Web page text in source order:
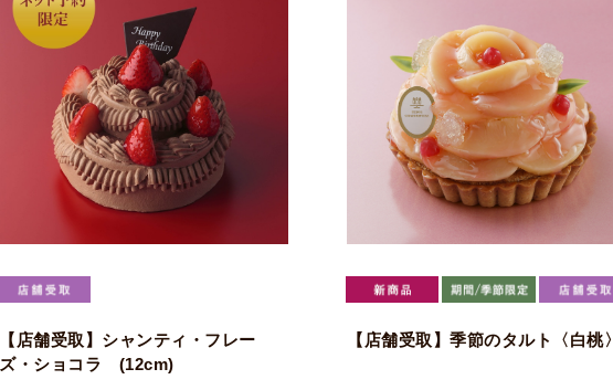
【店舗受取】シャンティ・フレー
ズ・ショコラ (12cm)
【店舗受取】季節のタルト〈白桃〉